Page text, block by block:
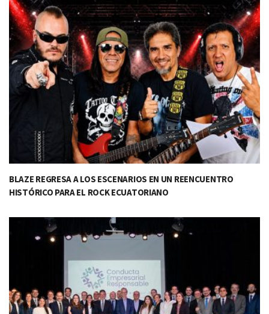
BLAZE REGRESA A LOS ESCENARIOS EN UN REENCUENTRO
HISTÓRICO PARA EL ROCK ECUATORIANO